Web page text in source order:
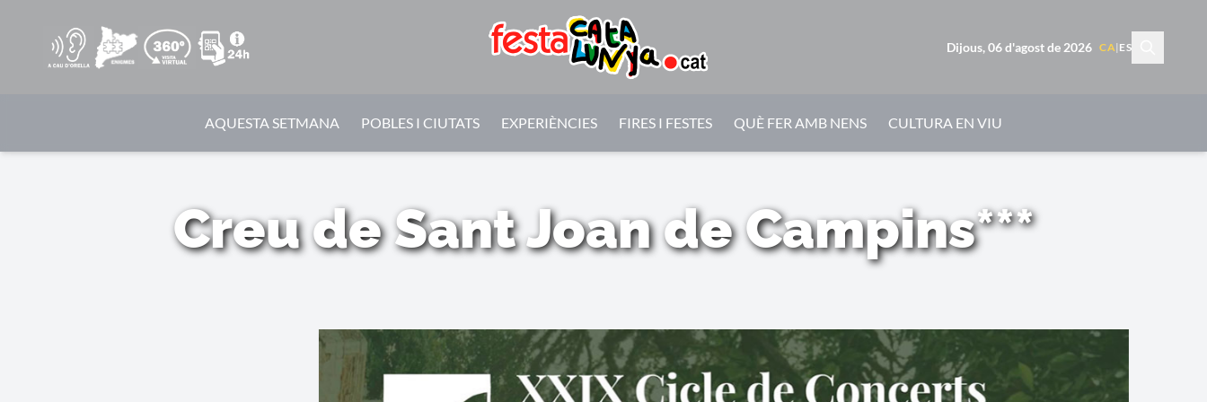
Dijous, 06 d'agost de 2026 CA| ES
AQUESTA SETMANA POBLES I CIUTATS EXPERIÈNCIES FIRES I FESTES QUÈ FER AMB NENS CULTURA EN VIU
Creu de Sant Joan de Campins***